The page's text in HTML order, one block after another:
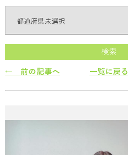
検索
← 前の記事へ 一覧に戻る